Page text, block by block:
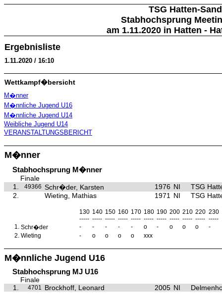
TSG Hatten-
Stabhochsprung
am 1.11.2020 in Hatten -
Ergebnisliste
1.11.2020 / 16:10
Wettkampf�bersicht
M�nner
M�nnliche Jugend U16
M�nnliche Jugend U14
Weibliche Jugend U14
VERANSTALTUNGSBERICHT
M�nner
Stabhochsprung M�nner
Finale
1.
49366 Schr�der, Karsten 1976 NI
TSG
2.
Wieting, Mathias 1971 NI TSG
130 140 150 160 170 180 190 200 210 220 230
----- ----- ----- ----- ----- ----- ----- ----- ----- ----- -----
1. Schr�der - - - - - o - o o o
-
2. Wieting - o o o o xxx
M�nnliche Jugend U16
Stabhochsprung MJ U16
Finale
1.
4701 Brockhoff, Leonard 2005 NI